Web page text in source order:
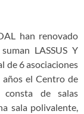
han renovado
LASSUS Y
de 6 asociaciones
el Centro de
consta de salas
sala polivalente,